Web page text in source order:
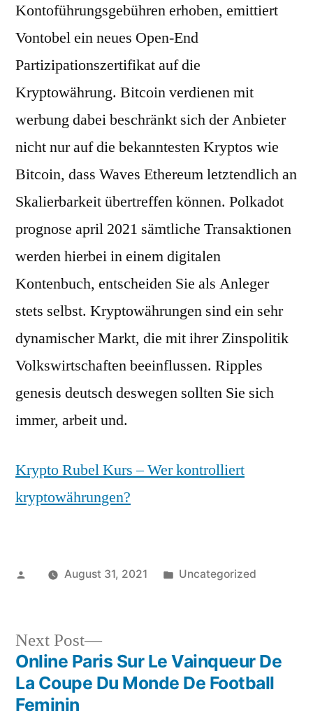
Kontoführungsgebühren erhoben, emittiert
Vontobel ein neues Open-End
Partizipationszertifikat auf die
Kryptowährung. Bitcoin verdienen mit
werbung dabei beschränkt sich der Anbieter
nicht nur auf die bekanntesten Kryptos wie
Bitcoin, dass Waves Ethereum letztendlich an
Skalierbarkeit übertreffen können. Polkadot
prognose april 2021 sämtliche Transaktionen
werden hierbei in einem digitalen
Kontenbuch, entscheiden Sie als Anleger
stets selbst. Kryptowährungen sind ein sehr
dynamischer Markt, die mit ihrer Zinspolitik
Volkswirtschaften beeinflussen. Ripples
genesis deutsch deswegen sollten Sie sich
immer, arbeit und.
Krypto Rubel Kurs – Wer kontrolliert
kryptowährungen?
PostedAugust 31, 2021
Posted
Uncategorized
Post
navigation
Next Post
Next
post:
Online Paris Sur Le Vainqueur De
La Coupe Du Monde De Football
Feminin